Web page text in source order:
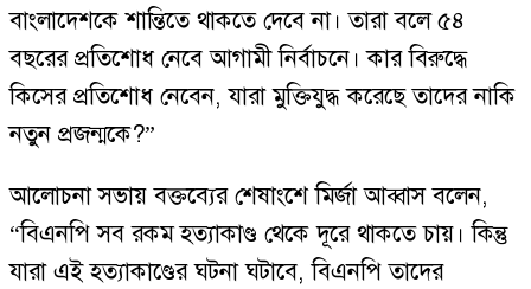
বাংলাদেশকে শান্তিতে থাকতে দেবে না। তারা বলে ৫৪
বছরের প্রতিশোধ নেবে আগামী নির্বাচনে। কার বিরুদ্ধে
কিসের প্রতিশোধ নেবেন, যারা মুক্তিযুদ্ধ করেছে তাদের নাকি
নতুন প্রজন্মকে?”
আলোচনা সভায় বক্তব্যের শেষাংশে মির্জা আব্বাস বলেন,
“বিএনপি সব রকম হত্যাকাণ্ড থেকে দূরে থাকতে চায়। কিন্তু
যারা এই হত্যাকাণ্ডের ঘটনা ঘটাবে, বিএনপি তাদের